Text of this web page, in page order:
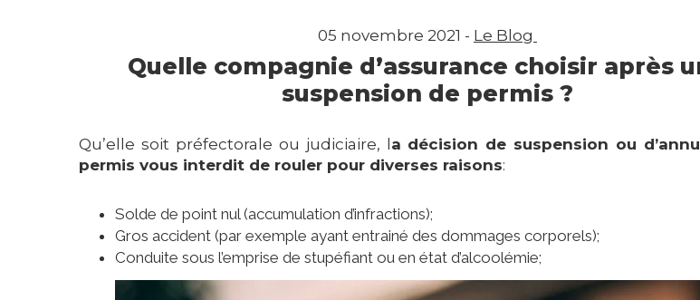
05 novembre 2021 - Le Blog
Quelle compagnie d’assurance choisir après
suspension de permis ?
Qu’elle soit préfectorale ou judiciaire, l a décision de suspension ou
permis vous interdit de rouler pour diverses raisons:
Solde de point nul (accumulation d’infractions);
Gros accident (par exemple ayant entrainé des dommages corporels);
Conduite sous l’emprise de stupéfiant ou en état d’alcoolémie;